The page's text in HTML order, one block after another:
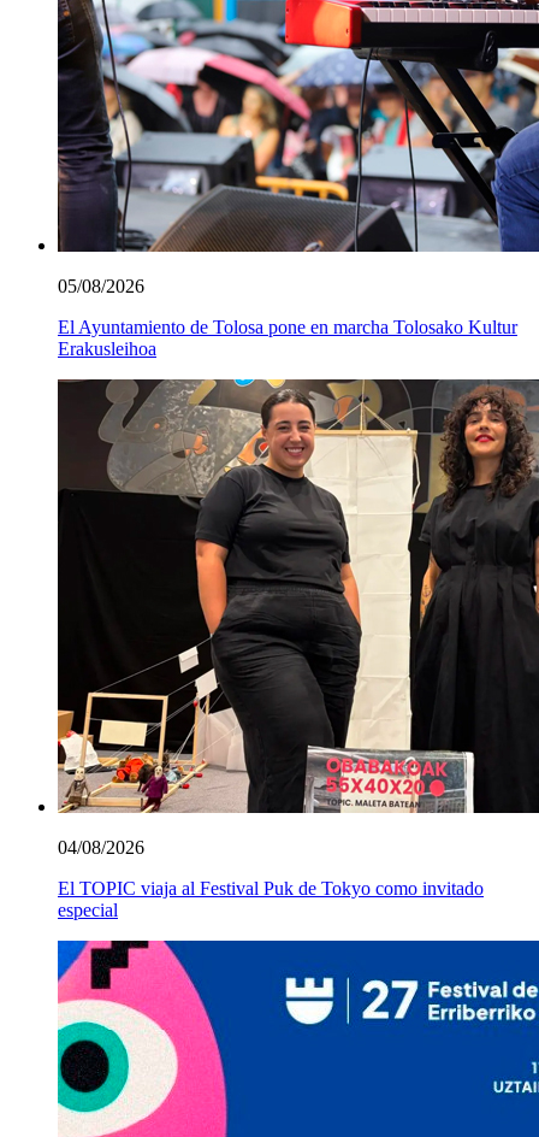
05/08/2026
El Ayuntamiento de Tolosa pone en marcha Tolosako Kultur
Erakusleihoa
04/08/2026
El TOPIC viaja al Festival Puk de Tokyo como invitado
especial